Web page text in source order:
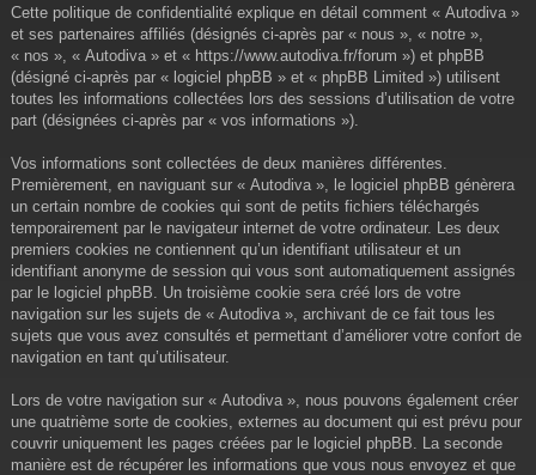
Cette politique de confidentialité explique en détail comment « Autodiva »
et ses partenaires affiliés (désignés ci-après par « nous », « notre »,
« nos », « Autodiva » et « https://www.autodiva.fr/forum ») et phpBB
(désigné ci-après par « logiciel phpBB » et « phpBB Limited ») utilisent
toutes les informations collectées lors des sessions d’utilisation de votre
part (désignées ci-après par « vos informations »).
Vos informations sont collectées de deux manières différentes.
Premièrement, en naviguant sur « Autodiva », le logiciel phpBB génèrera
un certain nombre de cookies qui sont de petits fichiers téléchargés
temporairement par le navigateur internet de votre ordinateur. Les deux
premiers cookies ne contiennent qu’un identifiant utilisateur et un
identifiant anonyme de session qui vous sont automatiquement assignés
par le logiciel phpBB. Un troisième cookie sera créé lors de votre
navigation sur les sujets de « Autodiva », archivant de ce fait tous les
sujets que vous avez consultés et permettant d’améliorer votre confort de
navigation en tant qu’utilisateur.
Lors de votre navigation sur « Autodiva », nous pouvons également créer
une quatrième sorte de cookies, externes au document qui est prévu pour
couvrir uniquement les pages créées par le logiciel phpBB. La seconde
manière est de récupérer les informations que vous nous envoyez et que